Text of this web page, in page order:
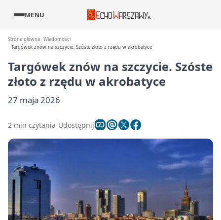
MENU
Strona główna Wiadomości
Targówek znów na szczycie. Szóste złoto z rzędu w akrobatyce
Targówek znów na szczycie. Szóste
złoto z rzędu w akrobatyce
27 maja 2026
2 min czytania Udostępnij